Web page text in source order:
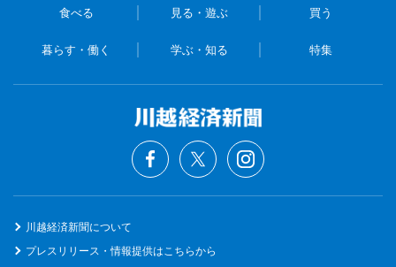
食べる 見る・遊ぶ 買う
暮らす・働く 学ぶ・知る 特集
川越経済新聞について
プレスリリース・情報提供はこちらから